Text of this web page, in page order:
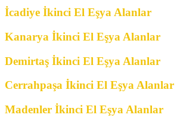
İcadiye İkinci El Eşya Alanlar
Kanarya İkinci El Eşya Alanlar
Demirtaş İkinci El Eşya Alanlar
Cerrahpaşa İkinci El Eşya Alanlar
Madenler İkinci El Eşya Alanlar